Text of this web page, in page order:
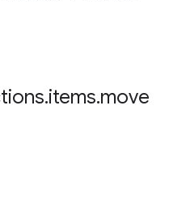
.items.move